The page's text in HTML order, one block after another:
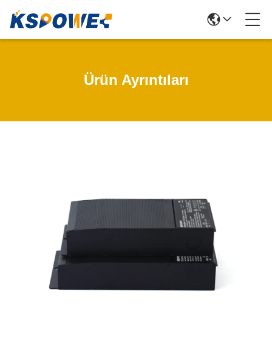
Ürün Ayrıntıları